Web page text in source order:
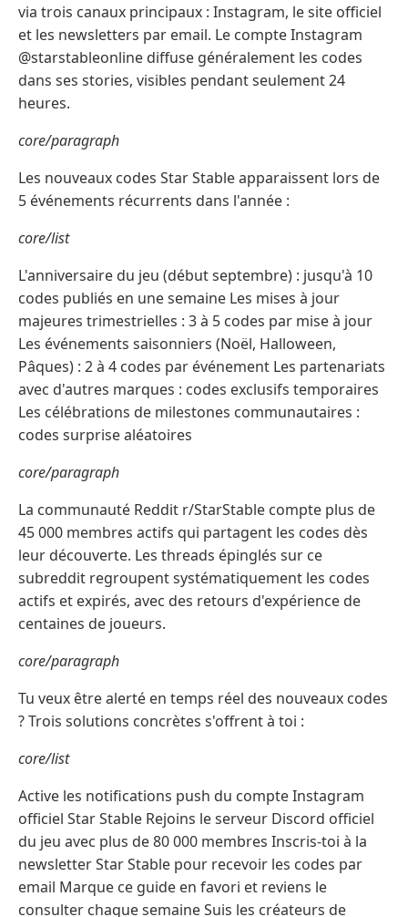
via trois canaux principaux : Instagram, le site officiel
et les newsletters par email. Le compte Instagram
@starstableonline diffuse généralement les codes
dans ses stories, visibles pendant seulement 24
heures.
core/paragraph
Les nouveaux codes Star Stable apparaissent lors de
5 événements récurrents dans l'année :
core/list
L'anniversaire du jeu (début septembre) : jusqu'à 10
codes publiés en une semaine Les mises à jour
majeures trimestrielles : 3 à 5 codes par mise à jour
Les événements saisonniers (Noël, Halloween,
Pâques) : 2 à 4 codes par événement Les partenariats
avec d'autres marques : codes exclusifs temporaires
Les célébrations de milestones communautaires :
codes surprise aléatoires
core/paragraph
La communauté Reddit r/StarStable compte plus de
45 000 membres actifs qui partagent les codes dès
leur découverte. Les threads épinglés sur ce
subreddit regroupent systématiquement les codes
actifs et expirés, avec des retours d'expérience de
centaines de joueurs.
core/paragraph
Tu veux être alerté en temps réel des nouveaux codes
? Trois solutions concrètes s'offrent à toi :
core/list
Active les notifications push du compte Instagram
officiel Star Stable Rejoins le serveur Discord officiel
du jeu avec plus de 80 000 membres Inscris-toi à la
newsletter Star Stable pour recevoir les codes par
email Marque ce guide en favori et reviens le
consulter chaque semaine Suis les créateurs de